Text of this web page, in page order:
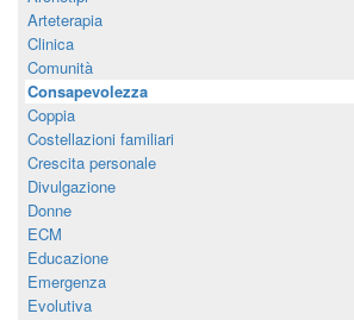
Arteterapia
Clinica
Comunità
Consapevolezza
Coppia
Costellazioni familiari
Crescita personale
Divulgazione
Donne
ECM
Educazione
Emergenza
Evolutiva